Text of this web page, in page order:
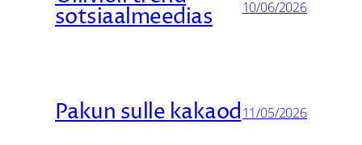
sotsiaalmeedias 10/06/2026
Pakun sulle kakaod11/05/2026